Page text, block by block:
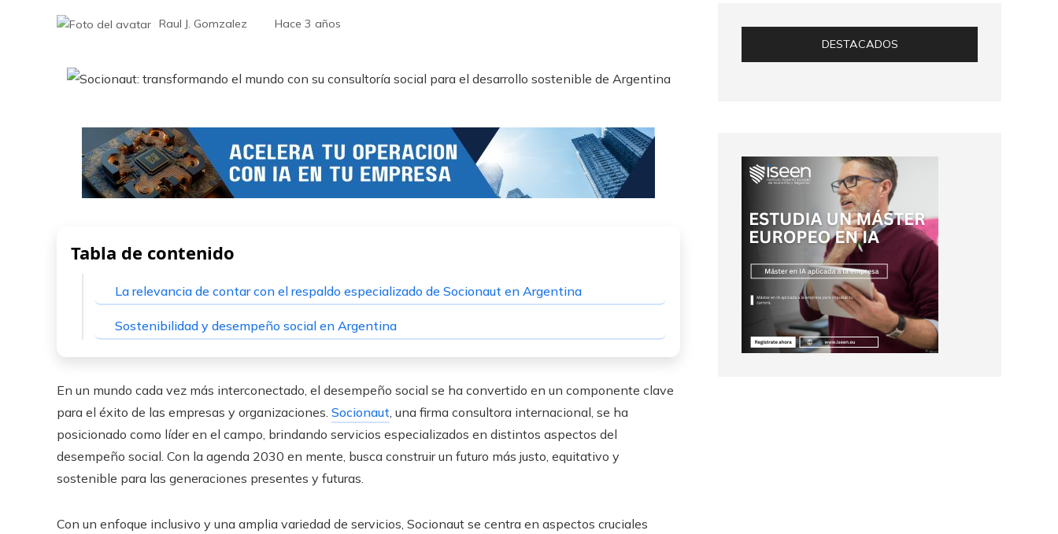
Raul J. Gomzalez Hace 3 años
Tabla de contenido
La relevancia de contar con el respaldo especializado de Socionaut en Argentina
Sostenibilidad y desempeño social en Argentina
En un mundo cada vez más interconectado, el desempeño social se ha convertido en un componente clave
para el éxito de las empresas y organizaciones. Socionaut , una firma consultora internacional, se ha
posicionado como líder en el campo, brindando servicios especializados en distintos aspectos del
desempeño social. Con la agenda 2030 en mente, busca construir un futuro más justo, equitativo y
sostenible para las generaciones presentes y futuras.
Con un enfoque inclusivo y una amplia variedad de servicios, Socionaut se centra en aspectos cruciales
DESTACADOS